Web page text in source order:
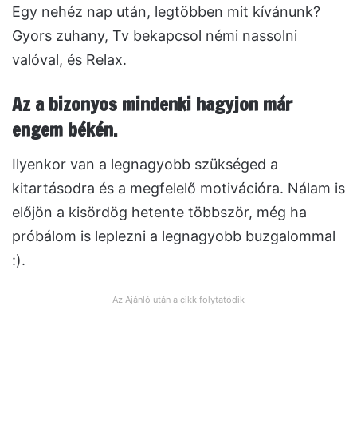
Egy nehéz nap után, legtöbben mit kívánunk?
Gyors zuhany, Tv bekapcsol némi nassolni
valóval, és Relax.
Az a bizonyos mindenki hagyjon már
engem békén.
Ilyenkor van a legnagyobb szükséged a
kitartásodra és a megfelelő motivációra. Nálam is
előjön a kisördög hetente többször, még ha
próbálom is leplezni a legnagyobb buzgalommal
:).
Az Ajánló után a cikk folytatódik